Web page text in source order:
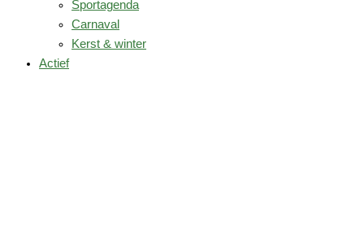
Sportagenda
Carnaval
Kerst & winter
Actief